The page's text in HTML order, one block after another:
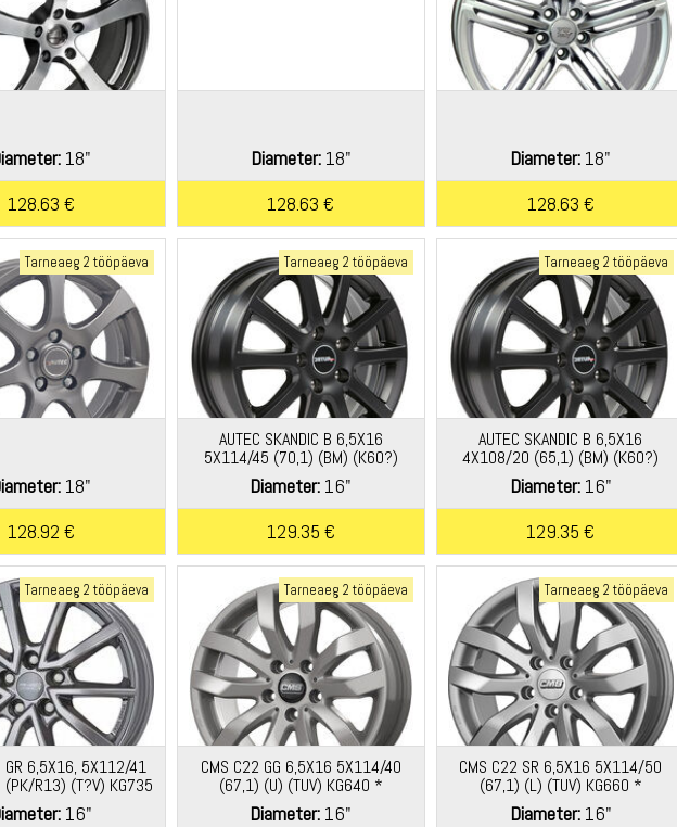
18"
128.63 €
Diameter:18"
128.63 €
Diameter: 18"
128.63 €
Tarneaeg 2 tööpäeva
18"
128.92 €
Tarneaeg 2 tööpäeva
AUTEC SKANDIC B 6,5X16
5X114/45 (70,1) (BM) (K60?)
KG680 T?V *
Diameter: 16"
129.35 €
Tarneaeg 2 tööpäeva
AUTEC SKANDIC B 6,5X16
4X108/20 (65,1) (BM) (K60?)
KG580 T?V
Diameter:16"
129.35 €
Tarneaeg 2 tööpäeva
GR 6,5X16, 5X112/41
R13) (T?V) KG735
16"
Tarneaeg 2 tööpäeva
CMS C22 GG 6,5X16 5X114/40
(67,1) (U) (TUV) KG640 *
Diameter: 16"
Tarneaeg 2 tööpäeva
CMS C22 SR 6,5X16 5X114/50
(67,1) (L) (TUV) KG660 *
Diameter:16"